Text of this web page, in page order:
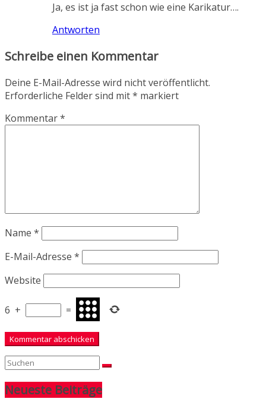
Ja, es ist ja fast schon wie eine Karikatur….
Antworten
Schreibe einen Kommentar
Deine E-Mail-Adresse wird nicht veröffentlicht.
Erforderliche Felder sind mit* markiert
Kommentar*
Name *
E-Mail-Adresse *
Website
6 + =
Neueste Beiträge